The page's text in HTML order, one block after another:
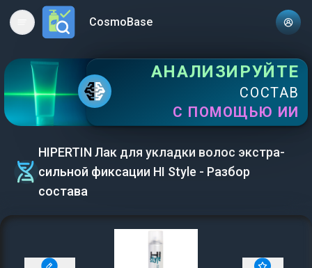
Open main menuCosmoBase
АНАЛИЗИРУЙТЕ
СОСТАВ
С ПОМОЩЬЮ ИИ
HIPERTIN Лак для укладки волос экстра-
сильной фиксации HI Style - Разбор
состава